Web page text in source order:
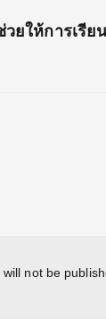
วยให้การเรี
not be